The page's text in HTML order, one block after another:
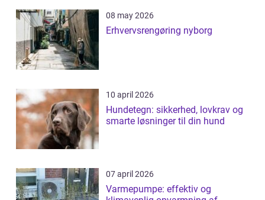
08 may 2026
Erhvervsrengøring nyborg
10 april 2026
Hundetegn: sikkerhed, lovkrav og
smarte løsninger til din hund
07 april 2026
Varmepumpe: effektiv og